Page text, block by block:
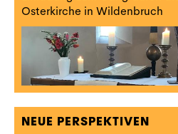
Osterkirche in Wildenbruch
NEUE PERSPEKTIVEN